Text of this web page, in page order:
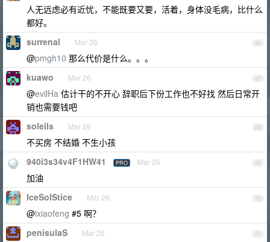
人无远虑必有近忧，不能既要又要，活着，身体没毛病，比什么
都好。
66
surrenal Mar 26
@pmgh10 那么代价是什么。。。
67
kuawo Mar 26
@evilHa 估计干的不开心 辞职后下份工作也不好找 然后日常开
销也需要钱吧
68
soleils Mar 26
不买房 不结婚 不生小孩
69
940i3s34v4F1HW41 PRO Mar 26
加油
70
IceSolStice Mar 26
@ixiaofeng #5 啊？
71
penisulaS Mar 26